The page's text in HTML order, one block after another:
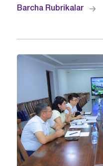
Barcha Rubrikalar